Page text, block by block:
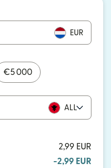
EUR
€5 000
ALL
2,99 EUR
-2,99 EUR